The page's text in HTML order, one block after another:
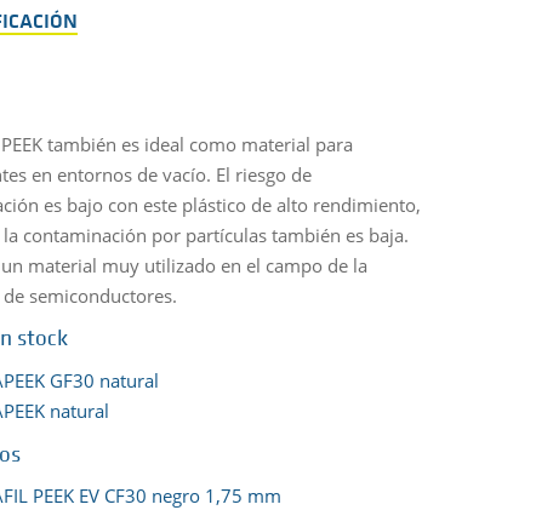
también es ideal como material para
en entornos de vacío. El riesgo de
es bajo con este plástico de alto rendimiento,
contaminación por partículas también es baja.
un material muy utilizado en el campo de la
semiconductores.
stock
GF30 natural
natural
PEEK EV CF30 negro 1,75 mm